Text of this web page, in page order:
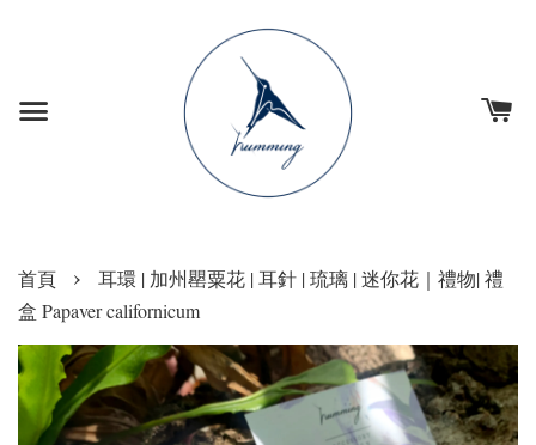
首頁 ›
耳環 | 加州罌粟花 | 耳針 | 琉璃 | 迷你花｜禮物| 禮
盒 Papaver californicum